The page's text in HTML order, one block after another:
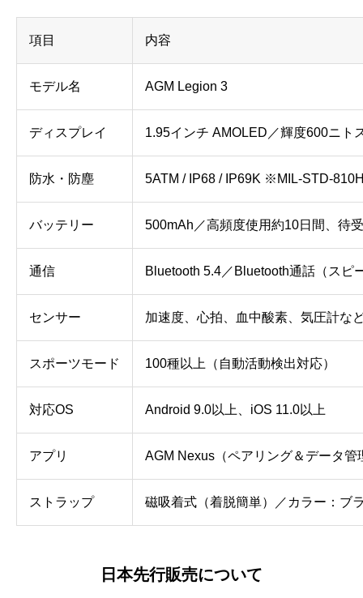
項目 内容
モデル名 AGM Legion 3
ディスプレイ 1.95インチ AMOLED／輝度600ニト
防水・防塵 5ATM / IP68 / IP69K ※MIL-STD-
バッテリー 500mAh／高頻度使用約10日間、待
通信 Bluetooth 5.4／Bluetooth通話（スピ
センサー 加速度、心拍、血中酸素、気圧計な
スポーツモード 100種以上（自動活動検出対応）
対応OS Android 9.0以上、iOS 11.0以上
アプリ AGM Nexus（ペアリング＆データ管
ストラップ 磁吸着式（着脱簡単）／カラー：ブ
日本先行販売について